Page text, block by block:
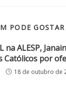
PODE GOSTAR
na ALESP,
Católicos por
18 de outubro de